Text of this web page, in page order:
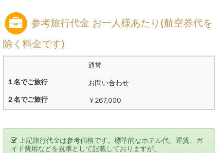
参考旅行代金 お一人様あたり(航空券代を
除く料金です)
通常
お問い合わせ
￥267,000
上記旅行代金は参考価格です。標準的なホテル代、運賃、ガ
イド費用などを規準として記載しておりますが、